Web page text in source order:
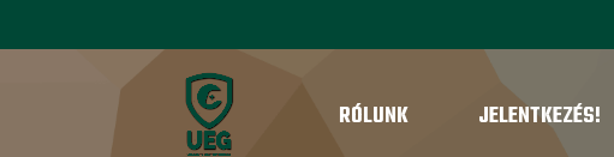
RÓLUNK JELENTKEZÉS!